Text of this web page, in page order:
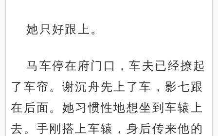
她只好跟上。
马车停在府门口，车夫已经撩起
了车帘。谢沉舟先上了车，影七跟
在后面。她习惯性地想坐到车辕上
去。手刚搭上车辕，身后传来他的